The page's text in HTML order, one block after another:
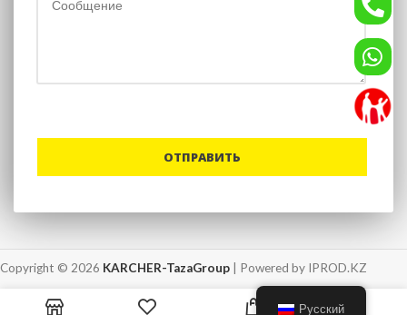
Copyright © 2026 KARCHER-TazaGroup | Powered by IPROD.KZ
Русский